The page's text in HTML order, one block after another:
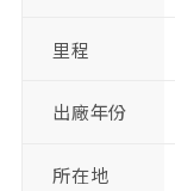
里程
出廠年份
所在地